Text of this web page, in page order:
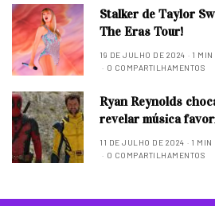
Stalker de Taylor
The Eras Tour!
19 DE JULHO DE 2024
1
0 COMPARTILHAMENTOS
Ryan Reynolds
revelar música
11 DE JULHO DE 2024
1 MIN
0 COMPARTILHAMENTOS